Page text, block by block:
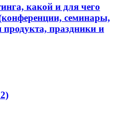
какой и для чего
семинары,
праздники и